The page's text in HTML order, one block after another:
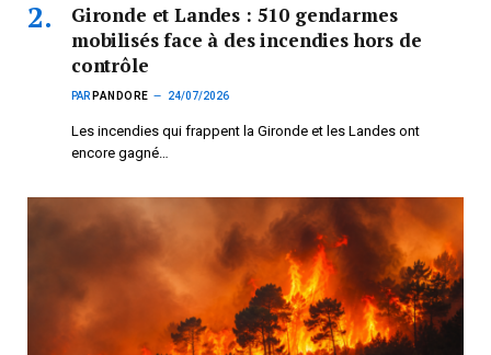
Gironde et Landes : 510 gendarmes
mobilisés face à des incendies hors de
contrôle
PAR PANDORE 24/07/2026
Les incendies qui frappent la Gironde et les Landes ont
encore gagné…